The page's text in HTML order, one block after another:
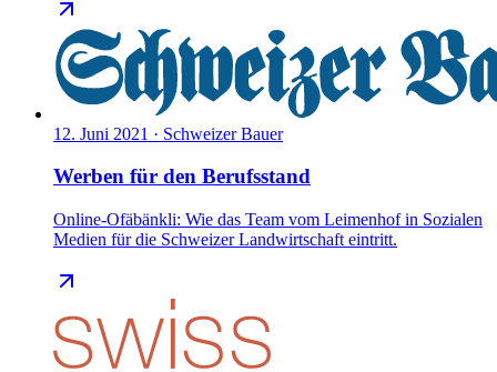
12. Juni 2021 · Schweizer Bauer
Werben für den Berufsstand
Online-Ofäbänkli: Wie das Team vom Leimenhof in Sozialen
Medien für die Schweizer Landwirtschaft eintritt.